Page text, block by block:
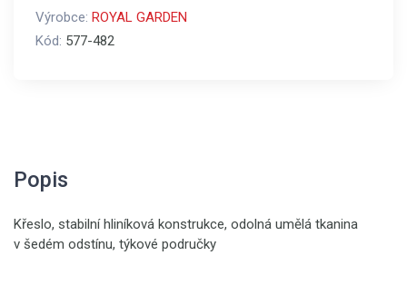
Výrobce: ROYAL GARDEN
Kód: 577-482
Popis
Křeslo, stabilní hliníková konstrukce, odolná umělá tkanina
v šedém odstínu, týkové područky